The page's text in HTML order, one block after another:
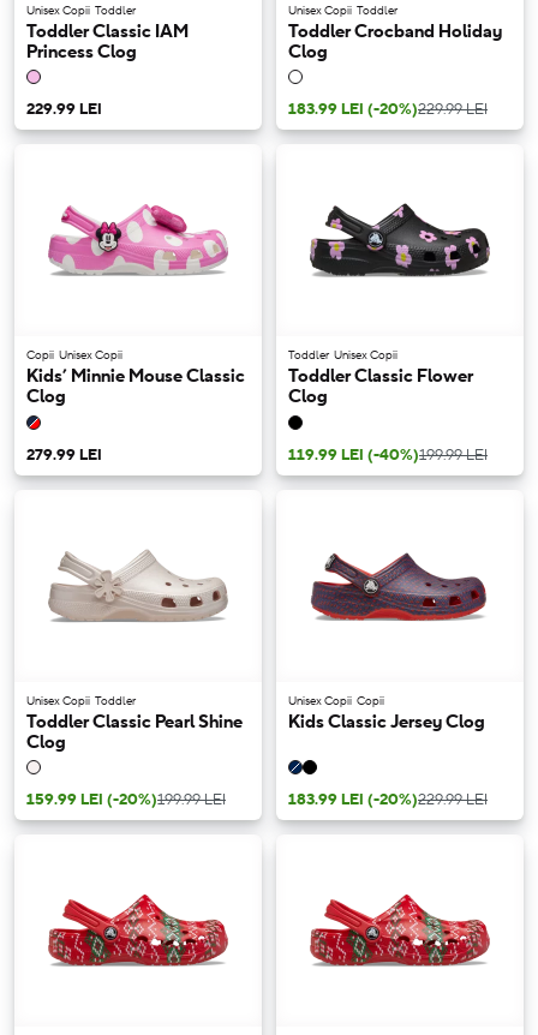
Unisex Copii Toddler
Toddler Classic IAM
Princess Clog
229.99 LEI
Unisex Copii Toddler
Toddler Crocband Holiday
Clog
183.99 LEI (-20%)229.99 LEI
Copii Unisex Copii
Kids’ Minnie Mouse Classic
Clog
279.99 LEI
Toddler Unisex Copii
Toddler Classic Flower
Clog
119.99 LEI (-40%)199.99 LEI
Unisex Copii Toddler
Toddler Classic Pearl Shine
Clog
159.99 LEI (-20%)199.99 LEI
Unisex Copii Copii
Kids Classic Jersey Clog
183.99 LEI (-20%)229.99 LEI